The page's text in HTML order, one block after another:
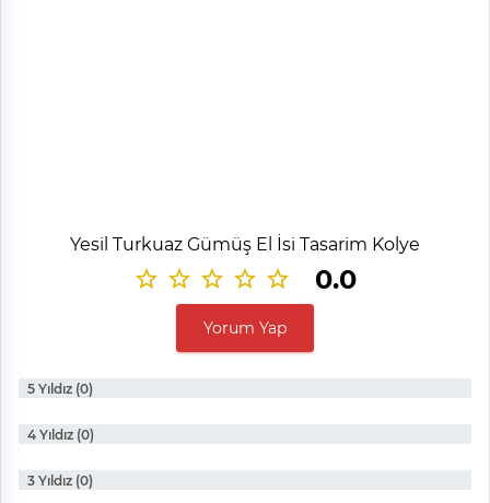
Yesil Turkuaz Gümüş El İsi Tasarim Kolye
0.0
Yorum Yap
5 Yıldız (0)
4 Yıldız (0)
3 Yıldız (0)